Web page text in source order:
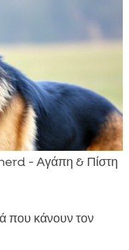
- Αγάπη & Πίστη
που κάνουν τον